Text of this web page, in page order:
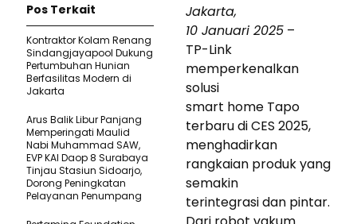
Jakarta,
10 Januari 2025 –
TP-Link
memperkenalkan
solusi
smart home Tapo
terbaru di CES 2025,
menghadirkan
rangkaian produk yang
semakin
terintegrasi dan pintar.
Pos Terkait
Kontraktor Kolam Renang
Sindangjayapool Dukung
Pertumbuhan Hunian
Berfasilitas Modern di
Jakarta
Arus Balik Libur Panjang
Memperingati Maulid
Nabi Muhammad SAW,
EVP KAI Daop 8 Surabaya
Tinjau Stasiun Sidoarjo,
Dorong Peningkatan
Pelayanan Penumpang